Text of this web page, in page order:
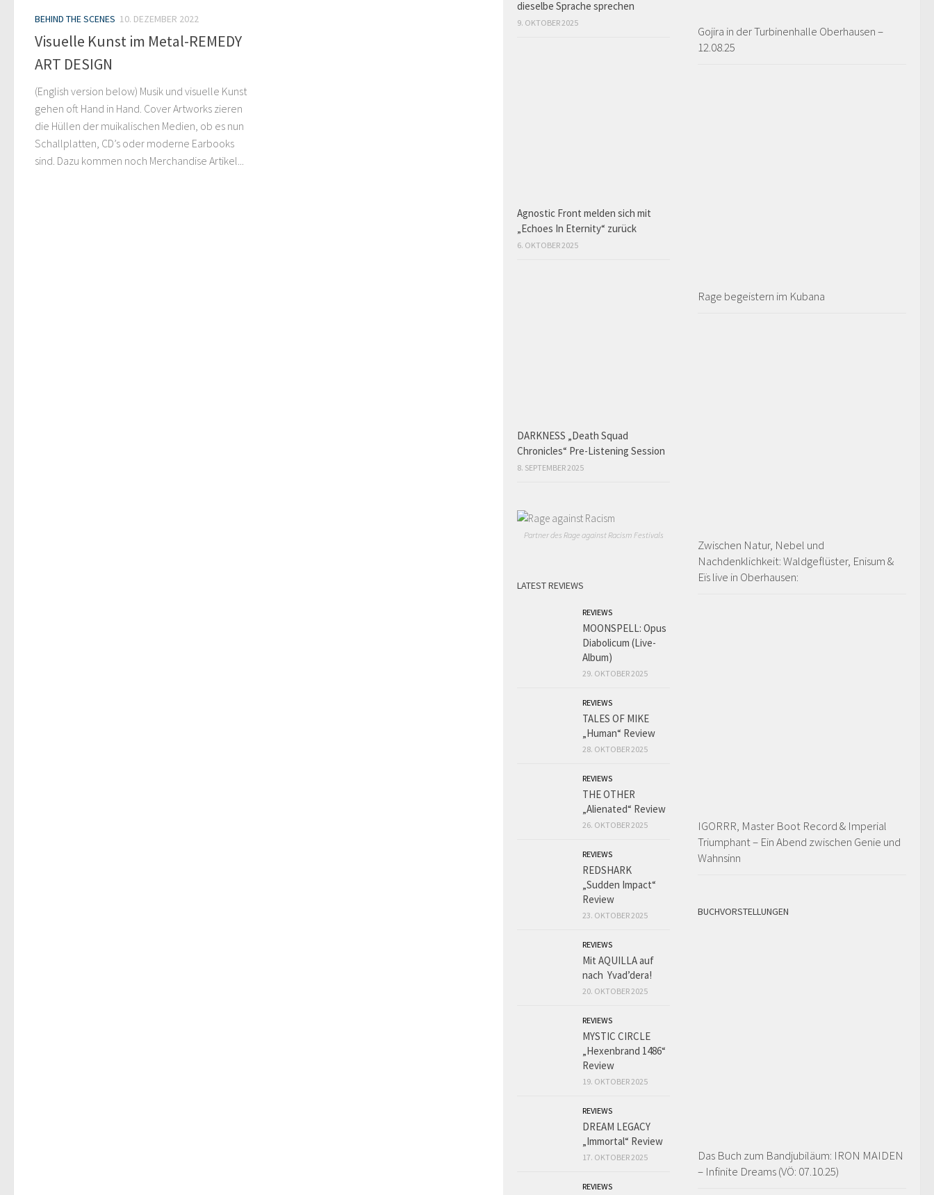
BEHIND THE SCENES 10. DEZEMBER 2022
Visuelle Kunst im Metal-REMEDY
ART DESIGN
(English version below) Musik und visuelle Kunst
gehen oft Hand in Hand. Cover Artworks zieren
die Hüllen der muikalischen Medien, ob es nun
Schallplatten, CD’s oder moderne Earbooks
sind. Dazu kommen noch Merchandise Artikel...
Gojira in der Turbinenhalle Oberhausen –
12.08.25
Rage begeistern im Kubana
Zwischen Natur, Nebel und
Nachdenklichkeit: Waldgeflüster, Enisum &
Eïs live in Oberhausen:
IGORRR, Master Boot Record & Imperial
Triumphant – Ein Abend zwischen Genie und
Wahnsinn
BUCHVORSTELLUNGEN
Das Buch zum Bandjubiläum: IRON MAIDEN
– Infinite Dreams (VÖ: 07.10.25)
dieselbe Sprache sprechen
9. OKTOBER 2025
Agnostic Front melden sich mit
„Echoes In Eternity“ zurück
6. OKTOBER 2025
DARKNESS „Death Squad
Chronicles“ Pre-Listening Session
8. SEPTEMBER 2025
Partner des Rage against Racism Festivals
LATEST REVIEWS
REVIEWS
MOONSPELL: Opus
Diabolicum (Live-
Album)
29. OKTOBER 2025
REVIEWS
TALES OF MIKE
„Human“ Review
28. OKTOBER 2025
REVIEWS
THE OTHER
„Alienated“ Review
26. OKTOBER 2025
REVIEWS
REDSHARK
„Sudden Impact“
Review
23. OKTOBER 2025
REVIEWS
Mit AQUILLA auf
nach Yvad’dera!
20. OKTOBER 2025
REVIEWS
MYSTIC CIRCLE
„Hexenbrand 1486“
Review
19. OKTOBER 2025
REVIEWS
DREAM LEGACY
„Immortal“ Review
17. OKTOBER 2025
REVIEWS